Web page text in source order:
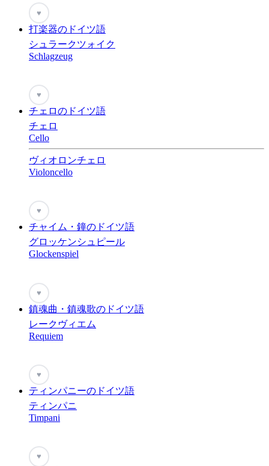
♥
打楽器のドイツ語
シュラークツォイク
Schlagzeug
♥
チェロのドイツ語
チェロ
Cello
ヴィオロンチェロ
Violoncello
♥
チャイム・鐘のドイツ語
グロッケンシュピール
Glockenspiel
♥
鎮魂曲・鎮魂歌のドイツ語
レークヴィエム
Requiem
♥
ティンパニーのドイツ語
ティンパニ
Timpani
♥